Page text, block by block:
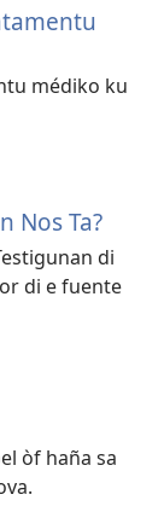
médiko ku
Nos Ta?
di
di e fuente
òf haña sa